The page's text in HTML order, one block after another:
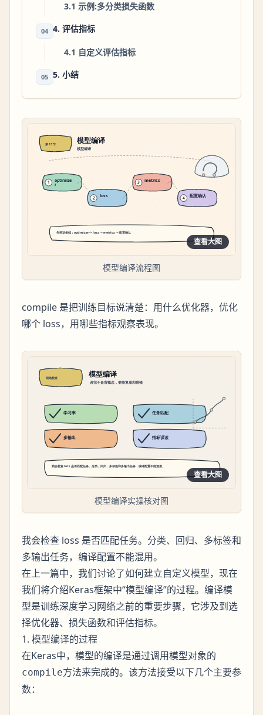
3.1 示例:多分类损失函数
04 4. 评估指标
4.1 自定义评估指标
05 5. 小结
查看大图
模型编译流程图
compile 是把训练目标说清楚：用什么优化器，优化
哪个 loss，用哪些指标观察表现。
查看大图
模型编译实操核对图
我会检查 loss 是否匹配任务。分类、回归、多标签和
多输出任务，编译配置不能混用。
在上一篇中，我们讨论了如何建立自定义模型，现在
我们将介绍Keras框架中“模型编译”的过程。编译模
型是训练深度学习网络之前的重要步骤，它涉及到选
择优化器、损失函数和评估指标。
1. 模型编译的过程
在Keras中，模型的编译是通过调用模型对象的
compile方法来完成的。该方法接受以下几个主要参
数：